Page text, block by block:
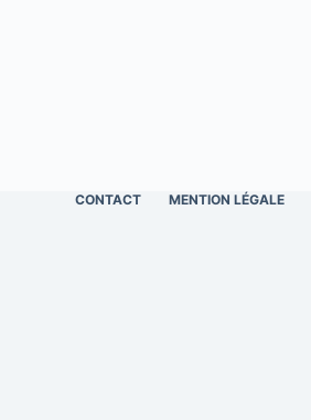
CONTACT MENTION LÉGALE